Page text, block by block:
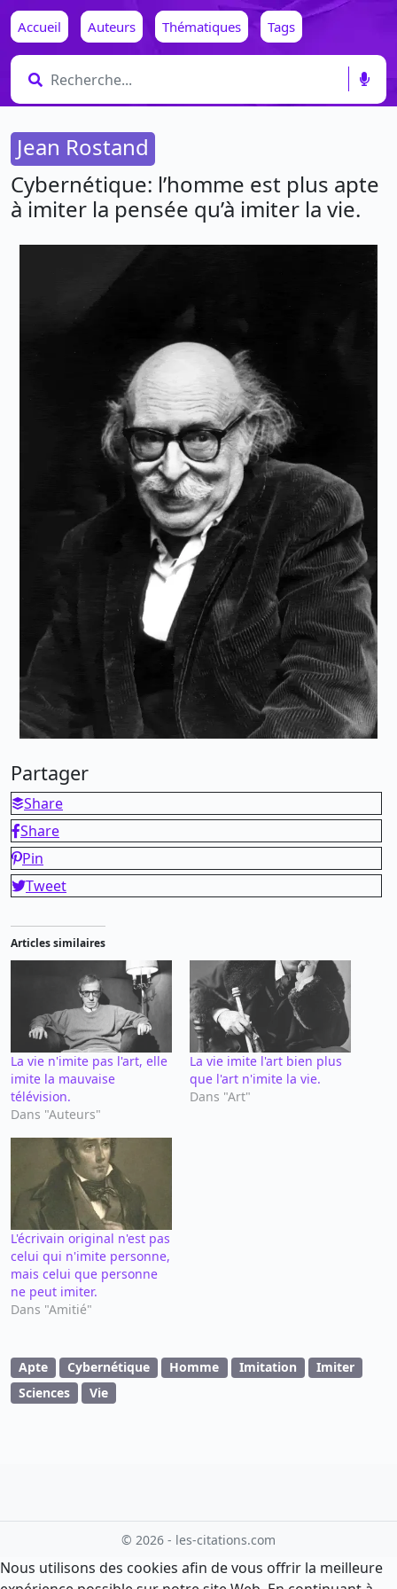
Accueil Auteurs Thématiques Tags
Jean Rostand
Cybernétique: l’homme est plus apte
à imiter la pensée qu’à imiter la vie.
Partager
Share
Share
Pin
Tweet
Articles similaires
La vie n'imite pas l'art, elle
imite la mauvaise
télévision.
Dans "Auteurs"
La vie imite l'art bien plus
que l'art n'imite la vie.
Dans "Art"
L'écrivain original n'est pas
celui qui n'imite personne,
mais celui que personne
ne peut imiter.
Dans "Amitié"
Apte Cybernétique Homme Imitation
Imiter
Sciences
Vie
© 2026 - les-citations.com
Nous utilisons des cookies afin de vous offrir la meilleure